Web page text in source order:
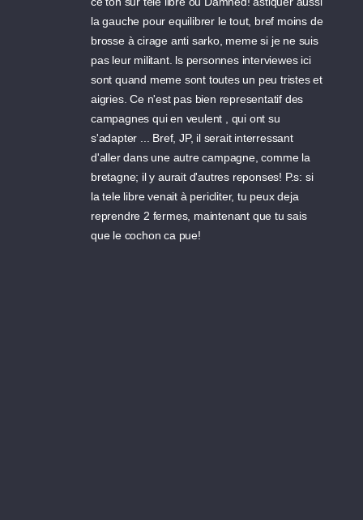
la gauche pour equilibrer le tout, bref moins de
brosse à cirage anti sarko, meme si je ne suis
pas leur militant. ls personnes interviewes ici
sont quand meme sont toutes un peu tristes et
aigries. Ce n'est pas bien representatif des
campagnes qui en veulent , qui ont su
s'adapter ... Bref, JP, il serait interressant
d'aller dans une autre campagne, comme la
bretagne; il y aurait d'autres reponses! P.s: si
la tele libre venait à pericliter, tu peux deja
reprendre 2 fermes, maintenant que tu sais
que le cochon ca pue!